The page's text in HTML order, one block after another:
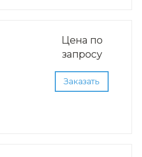
Цена по
запросу
Заказать